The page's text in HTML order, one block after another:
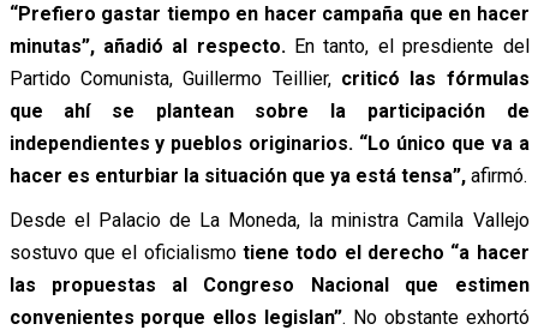
“Prefiero gastar tiempo en hacer campaña que en hacer
minutas”, añadió al respecto. En tanto, el presdiente del
Partido Comunista, Guillermo Teillier, criticó las fórmulas
que ahí se plantean sobre la participación de
independientes y pueblos originarios. “Lo único que va a
hacer es enturbiar la situación que ya está tensa”,afirmó.
Desde el Palacio de La Moneda, la ministra Camila Vallejo
sostuvo que el oficialismotiene todo el derecho “a hacer
las propuestas al Congreso Nacional que estimen
convenientes porque ellos legislan”. No obstante exhortó